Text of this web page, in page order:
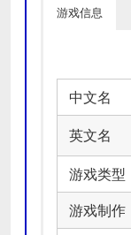
游戏信息
中文名
英文名
游戏类型
游戏制作